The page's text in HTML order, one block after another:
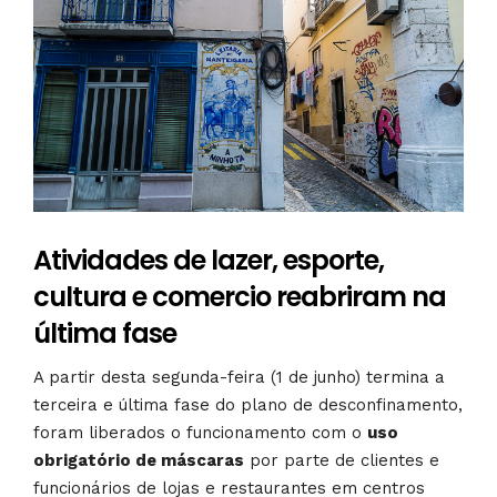
Atividades de lazer, esporte,
cultura e comercio reabriram na
última fase
A partir desta segunda-feira (1 de junho) termina a
terceira e última fase do plano de desconfinamento,
foram liberados o funcionamento com o uso
obrigatório de máscaras por parte de clientes e
funcionários de lojas e restaurantes em centros